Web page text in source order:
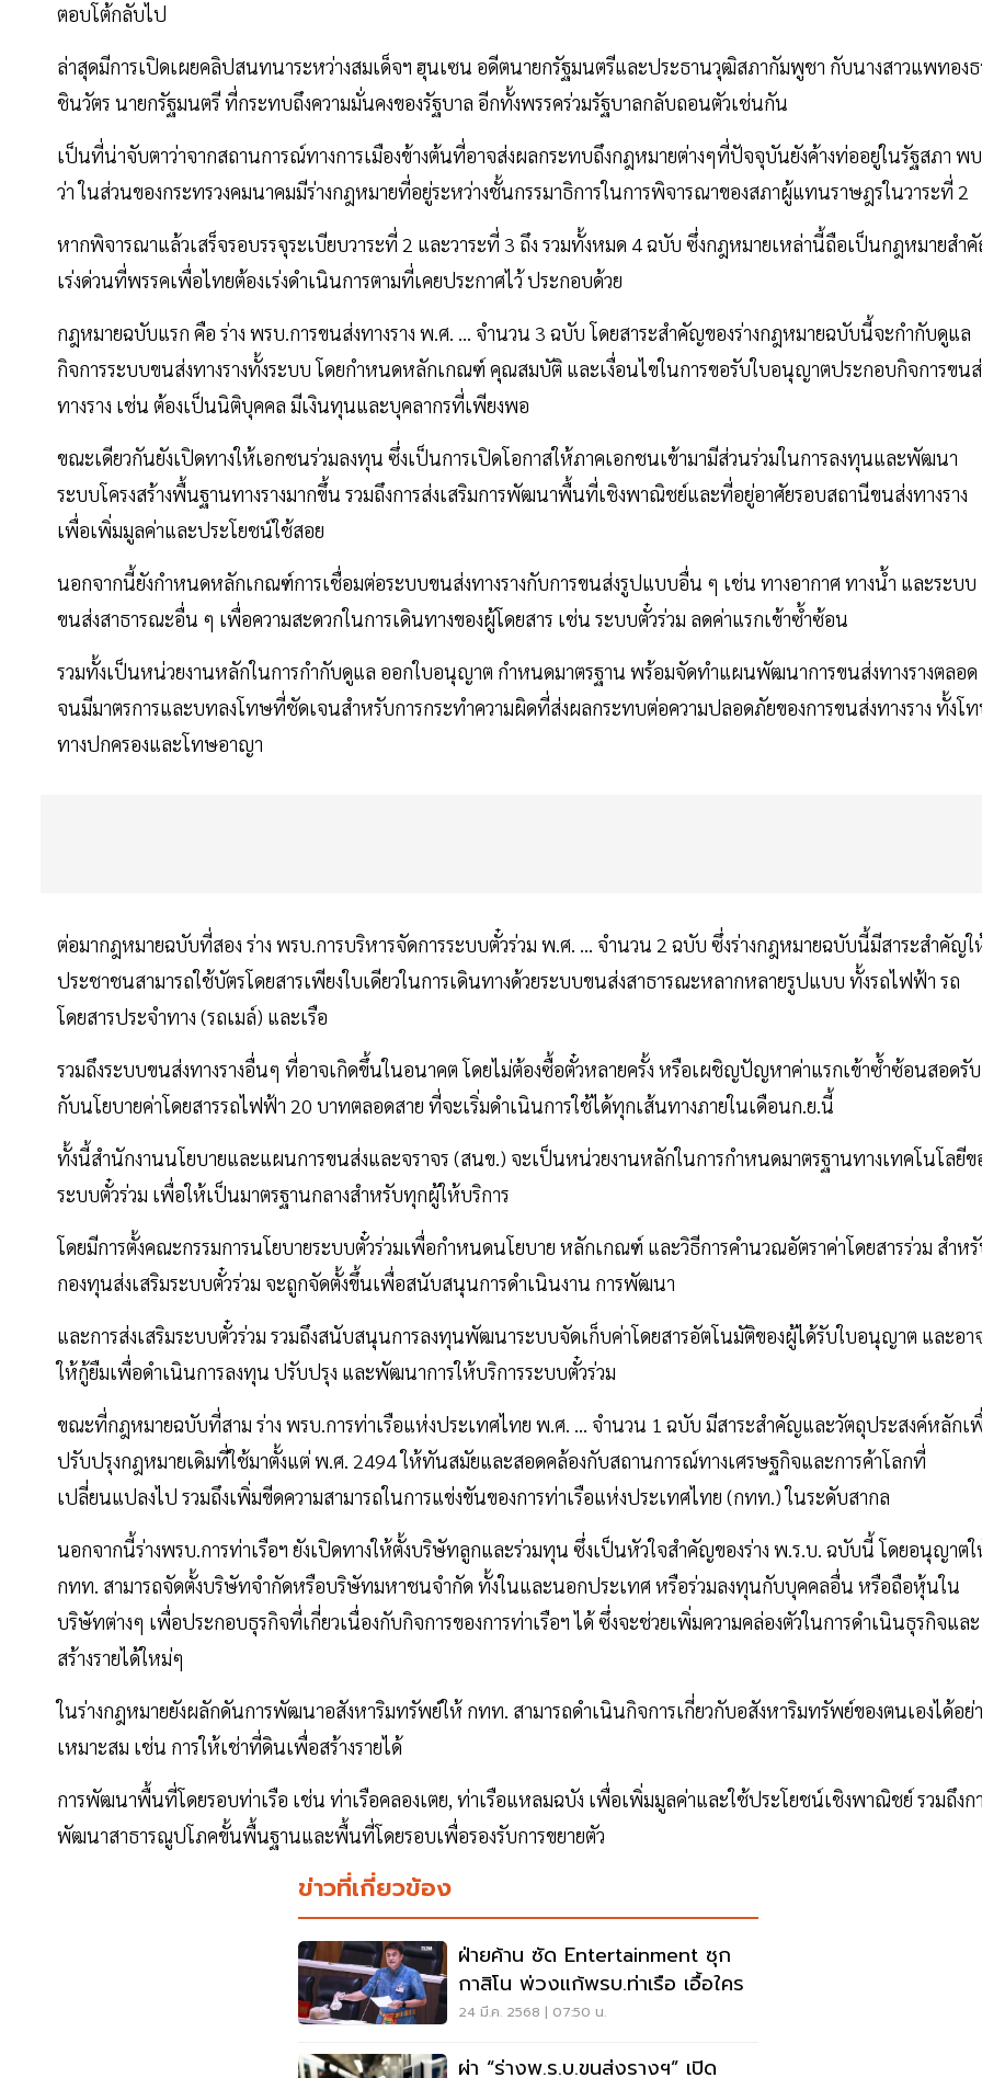
ตอบโต้กลับไป
ล่าสุดมีการเปิดเผยคลิปสนทนาระหว่างสมเด็จฯ ฮุนเซน อดีตนายกรัฐมนตรีและประธานวุฒิสภากัมพูชา กับนางสาวแพทองธ
ชินวัตร นายกรัฐมนตรี ที่กระทบถึงความมั่นคงของรัฐบาล อีกทั้งพรรคร่วมรัฐบาลกลับถอนตัวเช่นกัน
เป็นที่น่าจับตาว่าจากสถานการณ์ทางการเมืองข้างต้นที่อาจส่งผลกระทบถึงกฎหมายต่างๆที่ปัจจุบันยังค้างท่ออยู่ในรัฐสภา พบ
ว่า ในส่วนของกระทรวงคมนาคมมีร่างกฎหมายที่อยู่ระหว่างชั้นกรรมาธิการในการพิจารณาของสภาผู้แทนราษฎรในวาระที่ 2
หากพิจารณาแล้วเสร็จรอบรรจุระเบียบวาระที่ 2 และวาระที่ 3 ถึง รวมทั้งหมด 4 ฉบับ ซึ่งกฎหมายเหล่านี้ถือเป็นกฎหมายสำ
เร่งด่วนที่พรรคเพื่อไทยต้องเร่งดำเนินการตามที่เคยประกาศไว้ ประกอบด้วย
กฎหมายฉบับแรก คือ ร่าง พรบ.การขนส่งทางราง พ.ศ. … จำนวน 3 ฉบับ โดยสาระสำคัญของร่างกฎหมายฉบับนี้จะกำกับดูแล
กิจการระบบขนส่งทางรางทั้งระบบ โดยกำหนดหลักเกณฑ์ คุณสมบัติ และเงื่อนไขในการขอรับใบอนุญาตประกอบกิจการขน
ทางราง เช่น ต้องเป็นนิติบุคคล มีเงินทุนและบุคลากรที่เพียงพอ
ขณะเดียวกันยังเปิดทางให้เอกชนร่วมลงทุน ซึ่งเป็นการเปิดโอกาสให้ภาคเอกชนเข้ามามีส่วนร่วมในการลงทุนและพัฒนา
ระบบโครงสร้างพื้นฐานทางรางมากขึ้น รวมถึงการส่งเสริมการพัฒนาพื้นที่เชิงพาณิชย์และที่อยู่อาศัยรอบสถานีขนส่งทางราง
เพื่อเพิ่มมูลค่าและประโยชน์ใช้สอย
นอกจากนี้ยังกำหนดหลักเกณฑ์การเชื่อมต่อระบบขนส่งทางรางกับการขนส่งรูปแบบอื่น ๆ เช่น ทางอากาศ ทางน้ำ และระบบ
ขนส่งสาธารณะอื่น ๆ เพื่อความสะดวกในการเดินทางของผู้โดยสาร เช่น ระบบตั๋วร่วม ลดค่าแรกเข้าซ้ำซ้อน
รวมทั้งเป็นหน่วยงานหลักในการกำกับดูแล ออกใบอนุญาต กำหนดมาตรฐาน พร้อมจัดทำแผนพัฒนาการขนส่งทางรางตลอด
จนมีมาตรการและบทลงโทษที่ชัดเจนสำหรับการกระทำความผิดที่ส่งผลกระทบต่อความปลอดภัยของการขนส่งทางราง ทั้งโ
ทางปกครองและโทษอาญา
ต่อมากฎหมายฉบับที่สอง ร่าง พรบ.การบริหารจัดการระบบตั๋วร่วม พ.ศ. … จำนวน 2 ฉบับ ซึ่งร่างกฎหมายฉบับนี้มีสาระสำคัญใ
ประชาชนสามารถใช้บัตรโดยสารเพียงใบเดียวในการเดินทางด้วยระบบขนส่งสาธารณะหลากหลายรูปแบบ ทั้งรถไฟฟ้า รถ
โดยสารประจำทาง (รถเมล์) และเรือ
รวมถึงระบบขนส่งทางรางอื่นๆ ที่อาจเกิดขึ้นในอนาคต โดยไม่ต้องซื้อตั๋วหลายครั้ง หรือเผชิญปัญหาค่าแรกเข้าซ้ำซ้อนสอดรับ
กับนโยบายค่าโดยสารรถไฟฟ้า 20 บาทตลอดสาย ที่จะเริ่มดำเนินการใช้ได้ทุกเส้นทางภายในเดือนก.ย.นี้
ทั้งนี้สำนักงานนโยบายและแผนการขนส่งและจราจร (สนข.) จะเป็นหน่วยงานหลักในการกำหนดมาตรฐานทางเทคโนโลยีข
ระบบตั๋วร่วม เพื่อให้เป็นมาตรฐานกลางสำหรับทุกผู้ให้บริการ
โดยมีการตั้งคณะกรรมการนโยบายระบบตั๋วร่วมเพื่อกำหนดนโยบาย หลักเกณฑ์ และวิธีการคำนวณอัตราค่าโดยสารร่วม สำห
กองทุนส่งเสริมระบบตั๋วร่วม จะถูกจัดตั้งขึ้นเพื่อสนับสนุนการดำเนินงาน การพัฒนา
และการส่งเสริมระบบตั๋วร่วม รวมถึงสนับสนุนการลงทุนพัฒนาระบบจัดเก็บค่าโดยสารอัตโนมัติของผู้ได้รับใบอนุญาต และอา
ให้กู้ยืมเพื่อดำเนินการลงทุน ปรับปรุง และพัฒนาการให้บริการระบบตั๋วร่วม
ขณะที่กฎหมายฉบับที่สาม ร่าง พรบ.การท่าเรือแห่งประเทศไทย พ.ศ. … จำนวน 1 ฉบับ มีสาระสำคัญและวัตถุประสงค์หลักเ
ปรับปรุงกฎหมายเดิมที่ใช้มาตั้งแต่ พ.ศ. 2494 ให้ทันสมัยและสอดคล้องกับสถานการณ์ทางเศรษฐกิจและการค้าโลกที่
เปลี่ยนแปลงไป รวมถึงเพิ่มขีดความสามารถในการแข่งขันของการท่าเรือแห่งประเทศไทย (กทท.) ในระดับสากล
นอกจากนี้ร่างพรบ.การท่าเรือฯ ยังเปิดทางให้ตั้งบริษัทลูกและร่วมทุน ซึ่งเป็นหัวใจสำคัญของร่าง พ.ร.บ. ฉบับนี้ โดยอนุญาต
กทท. สามารถจัดตั้งบริษัทจำกัดหรือบริษัทมหาชนจำกัด ทั้งในและนอกประเทศ หรือร่วมลงทุนกับบุคคลอื่น หรือถือหุ้นใน
บริษัทต่างๆ เพื่อประกอบธุรกิจที่เกี่ยวเนื่องกับกิจการของการท่าเรือฯ ได้ ซึ่งจะช่วยเพิ่มความคล่องตัวในการดำเนินธุรกิจและ
สร้างรายได้ใหม่ๆ
ในร่างกฎหมายยังผลักดันการพัฒนาอสังหาริมทรัพย์ให้ กทท. สามารถดำเนินกิจการเกี่ยวกับอสังหาริมทรัพย์ของตนเองได้อย่
เหมาะสม เช่น การให้เช่าที่ดินเพื่อสร้างรายได้
การพัฒนาพื้นที่โดยรอบท่าเรือ เช่น ท่าเรือคลองเตย, ท่าเรือแหลมฉบัง เพื่อเพิ่มมูลค่าและใช้ประโยชน์เชิงพาณิชย์ รวมถึงก
พัฒนาสาธารณูปโภคขั้นพื้นฐานและพื้นที่โดยรอบเพื่อรองรับการขยายตัว
ข่าวที่เกี่ยวข้อง
ฝ่ายค้าน ซัด Entertainment ซุก
กาสิโน พ่วงแก้พรบ.ท่าเรือ เอื้อใคร
24 มี.ค. 2568 | 07:50 น.
ผ่า “ร่างพ.ร.บ.ขนส่งรางฯ” เปิด